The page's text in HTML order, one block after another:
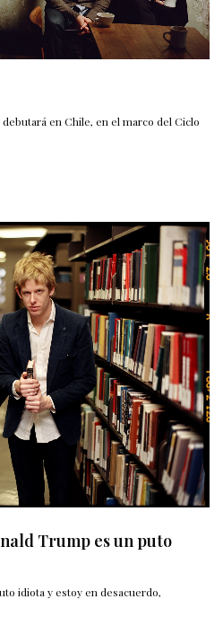
en Chile, en el marco del Ciclo
Trump es un puto
idiota y estoy en desacuerdo,